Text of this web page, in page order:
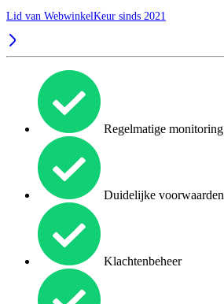
Lid van WebwinkelKeur sinds 2021
Regelmatige monitoring
Duidelijke voorwaarden
Klachtenbeheer